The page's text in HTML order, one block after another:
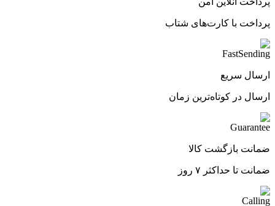
پرداخت با کارت‌های شتاب
ارسال سریع
ارسال در کوتاه‌ترین زمان
ضمانت بازگشت کالا
ضمانت تا حداکثر ۷ روز